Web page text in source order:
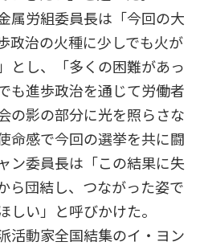
属労組委員長は「今回の大
政治の火種に少しでも火が
とし、「多くの困難があっ
も進歩政治を通じて労働者
の影の部分に光を照らさな
命感で今回の選挙を共に闘
ン委員長は「この結果に失
ら団結し、つながった姿で
しい」と呼びかけた。
活動家全国結集のイ・ヨン